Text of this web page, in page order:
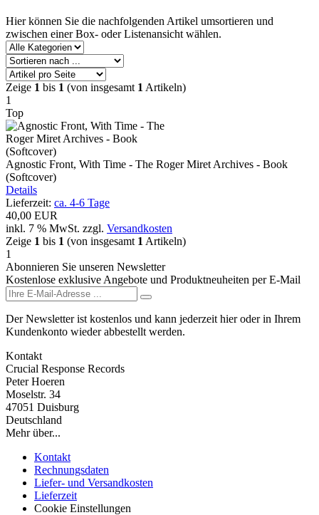
Hier können Sie die nachfolgenden Artikel umsortieren und
zwischen einer Box- oder Listenansicht wählen.
Zeige 1 bis 1 (von insgesamt 1 Artikeln)
1
Top
Agnostic Front, With Time - The Roger Miret Archives - Book
(Softcover)
Details
Lieferzeit: ca. 4-6 Tage
40,00 EUR
inkl. 7 % MwSt. zzgl. Versandkosten
Zeige 1 bis 1 (von insgesamt 1 Artikeln)
1
Abonnieren Sie unseren Newsletter
Kostenlose exklusive Angebote und Produktneuheiten per E-Mail
Der Newsletter ist kostenlos und kann jederzeit hier oder in Ihrem
Kundenkonto wieder abbestellt werden.
Kontakt
Crucial Response Records
Peter Hoeren
Moselstr. 34
47051 Duisburg
Deutschland
Mehr über...
Kontakt
Rechnungsdaten
Liefer- und Versandkosten
Lieferzeit
Cookie Einstellungen